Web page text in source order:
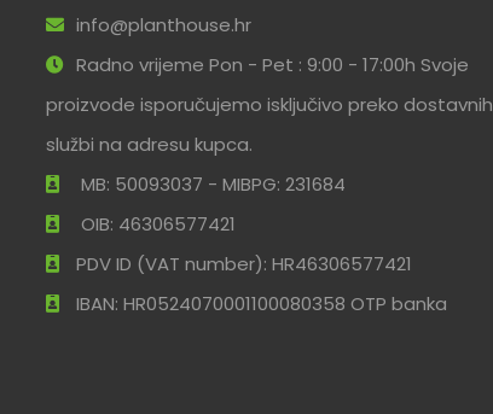
info@planthouse.hr
Radno vrijeme Pon - Pet : 9:00 - 17:00h Svoje
proizvode isporučujemo isključivo preko dostavnih
službi na adresu kupca.
MB: 50093037 - MIBPG: 231684
OIB: 46306577421
PDV ID (VAT number): HR46306577421
IBAN: HR0524070001100080358 OTP banka